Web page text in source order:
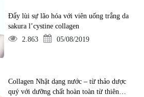
Đẩy lùi sự lão hóa với viên uống trắng da
sakura l’cystine collagen
2.863
05/08/2019
Collagen Nhật dạng nước – từ thảo dược
quý với dưỡng chất hoàn toàn từ thiên